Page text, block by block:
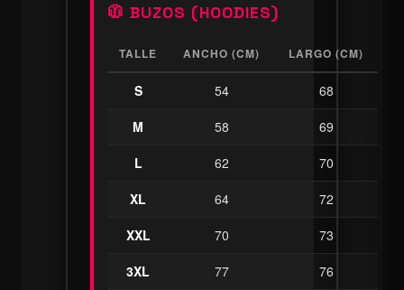
🧥 BUZOS (HOODIES)
TALLE ANCHO (CM) LARGO (CM)
S 54
68
M
58
69
L
62
70
XL
64
72
XXL
70
73
3XL
77
76